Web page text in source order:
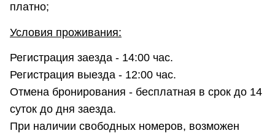
платно;
Условия проживания:
Регистрация заезда - 14:00 час.
Регистрация выезда - 12:00 час.
Отмена бронирования - бесплатная в срок до 14
суток до дня заезда.
При наличии свободных номеров, возможен